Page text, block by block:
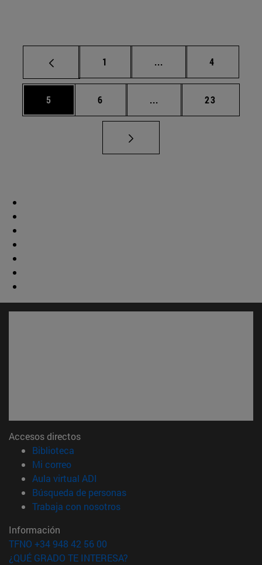
Página
1 ... Páginas intermedias
Página
4
Página
5 Página
6 ... Páginas intermedias
Página
23
Accesos directos
Biblioteca
Mi correo(abre en nueva ventana)
Aula virtual ADI
Búsqueda de personas(abre en nueva ventana)
Trabaja con nosotros(abre en nueva ventana)
Información
TFNO +34 948 42 56 00
¿QUÉ GRADO TE INTERESA?